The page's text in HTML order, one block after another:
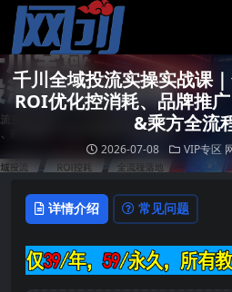
千川全域投流实操实战课
ROI优化控消耗、品牌推
&乘方全流
2026-07-08 VIP专区
详情介绍 常见问题